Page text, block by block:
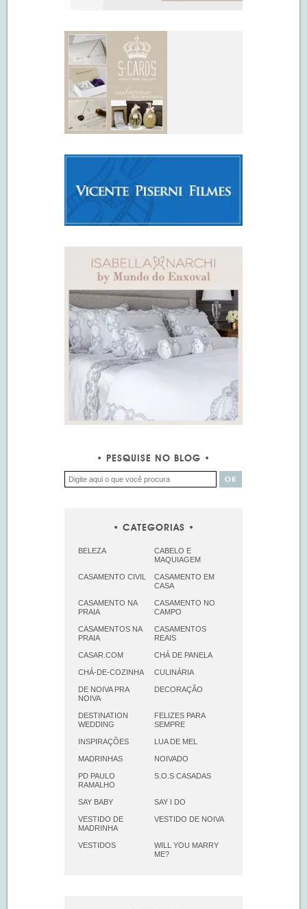
PESQUISE NO BLOG
CATEGORIAS
BELEZA
CABELO E
MAQUIAGEM
CASAMENTO CIVIL
CASAMENTO EM
CASA
CASAMENTO NA
PRAIA
CASAMENTO NO
CAMPO
CASAMENTOS NA
PRAIA
CASAMENTOS
REAIS
CASAR.COM CHÁ DE PANELA
CHÁ-DE-COZINHA CULINÁRIA
DE NOIVA PRA
NOIVA
DECORAÇÃO
DESTINATION
WEDDING
FELIZES PARA
SEMPRE
INSPIRAÇÕES LUA DE MEL
MADRINHAS NOIVADO
PD PAULO
RAMALHO
S.O.S CASADAS
SAY BABY SAY I DO
VESTIDO DE
MADRINHA
VESTIDO DE NOIVA
VESTIDOS
WILL YOU MARRY
ME?